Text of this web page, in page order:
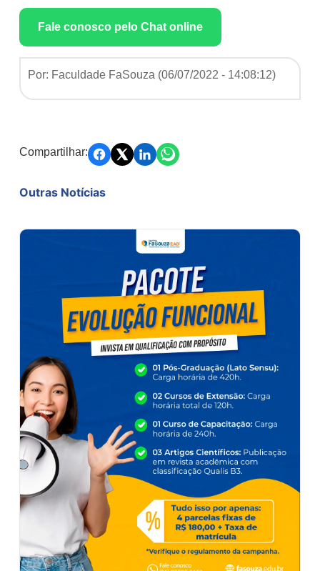
Fale conosco pelo Chat online
Por: Faculdade FaSouza (06/07/2022 - 14:08:12)
Compartilhar:
Outras Notícias